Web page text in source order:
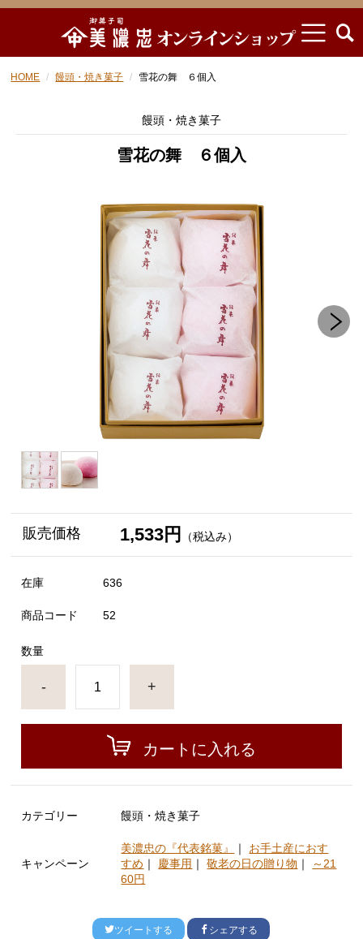
HOME 饅頭・焼き菓子 雪花の舞 ６個入
饅頭・焼き菓子
雪花の舞 ６個入
販売価格 1,533円 （税込み）
在庫 636
商品コード 52
数量
- +
カートに入れる
カテゴリー 饅頭・焼き菓子
キャンペーン
美濃忠の『代表銘菓』 ｜ お手土産におす
すめ ｜ 慶事用 ｜敬老の日の贈り物 ｜
～21
60円
ツイートする シェアする